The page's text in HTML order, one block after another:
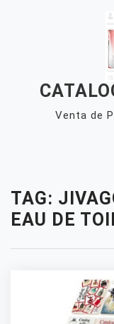
Venta de
TAG:
EAU DE